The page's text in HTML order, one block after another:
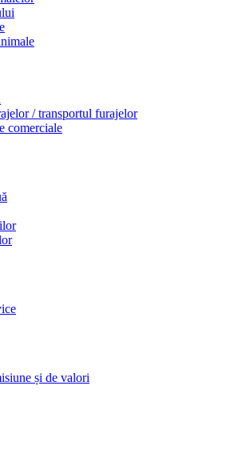
/ transportul furajelor
comerciale
și de valori